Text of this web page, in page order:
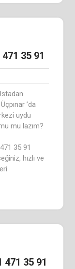
35 91
’da
uydu
mu lazım?
35 91
hızlı ve
471 35 91